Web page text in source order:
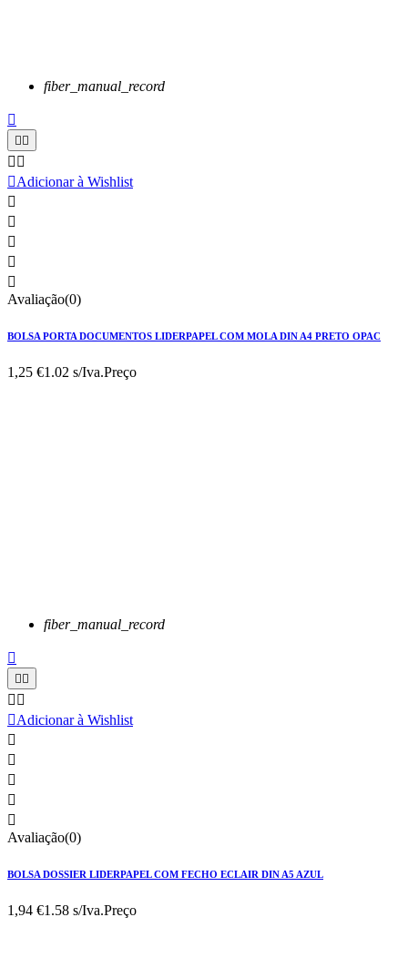
fiber_manual_record

 
 
Adicionar à Wishlist





Avaliação(0)
BOLSA PORTA DOCUMENTOS LIDERPAPEL COM MOLA DIN A4 PRETO OPAC
1,25 €1.02 s/Iva.Preço
fiber_manual_record

 
 
Adicionar à Wishlist





Avaliação(0)
BOLSA DOSSIER LIDERPAPEL COM FECHO ECLAIR DIN A5 AZUL
1,94 €1.58 s/Iva.Preço